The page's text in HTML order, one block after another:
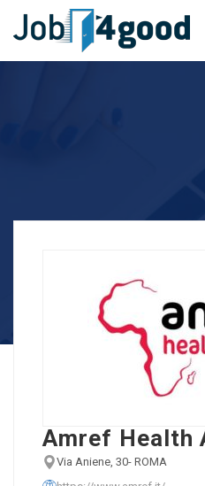
Amref Health
Via Aniene, 30- ROMA